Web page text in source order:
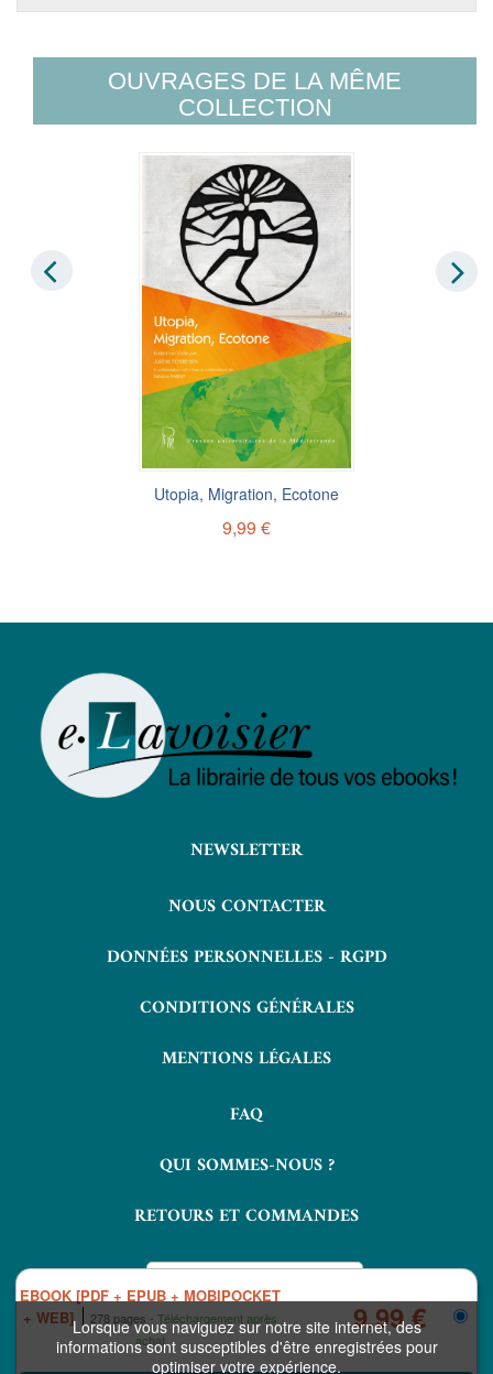
Lorsque vous naviguez sur notre site internet, des
informations sont susceptibles d'être enregistrées pour
optimiser votre expérience.
EBOOK [PDF + EPUB + MOBIPOCKET
+ WEB]
278 pages
Téléchargement après
achat
9,99 €
OUVRAGES DE LA MÊME
COLLECTION
Utopia, Migration, Ecotone
9,99 €
NEWSLETTER
NOUS CONTACTER
DONNÉES PERSONNELLES - RGPD
CONDITIONS GÉNÉRALES
MENTIONS LÉGALES
FAQ
QUI SOMMES-NOUS ?
RETOURS ET COMMANDES